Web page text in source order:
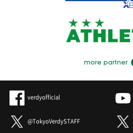
more partner
verdyofficial
@TokyoVerdySTAFF